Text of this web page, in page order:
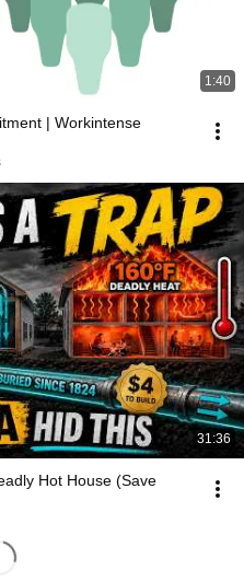
1:40
| Workintense
31:36
Hot House (Save